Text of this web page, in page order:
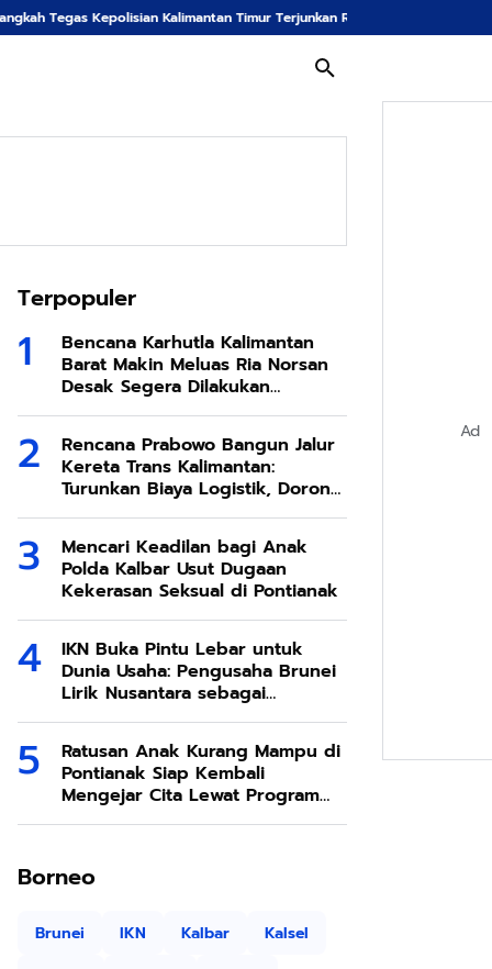
Timur Terjunkan Ribuan Pasukan Demi Tangkal Ancaman
Terpopuler
Bencana Karhutla Kalimantan
Barat Makin Meluas Ria Norsan
Desak Segera Dilakukan
Modifikasi Cuaca
Rencana Prabowo Bangun Jalur
Kereta Trans Kalimantan:
Turunkan Biaya Logistik, Dorong
Ekonomi SDA Melimpah
Mencari Keadilan bagi Anak
Polda Kalbar Usut Dugaan
Kekerasan Seksual di Pontianak
IKN Buka Pintu Lebar untuk
Dunia Usaha: Pengusaha Brunei
Lirik Nusantara sebagai
Destinasi Investasi Masa Depan
Ratusan Anak Kurang Mampu di
Pontianak Siap Kembali
Mengejar Cita Lewat Program
Sekolah Rakyat
Borneo
Brunei IKN Kalbar
Kalsel
Ad